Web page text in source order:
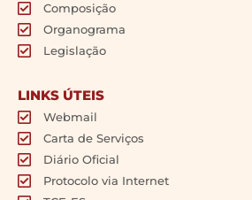
Composição
Organograma
Legislação
LINKS ÚTEIS
Webmail
Carta de Serviços
Diário Oficial
Protocolo via Internet